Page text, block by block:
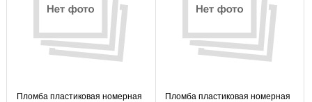
Пломба пластиковая номерная
Пломба пластиковая номерная